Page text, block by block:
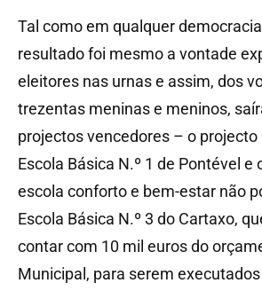
Tal como em qualquer
resultado foi mesmo a vontade
eleitores nas urnas e assim, dos
trezentas meninas e meninos,
projectos vencedores – o projecto
Escola Básica N.º 1 de Pontével e
escola conforto e bem-estar não
Escola Básica N.º 3 do Cartaxo,
contar com 10 mil euros do
Municipal, para serem